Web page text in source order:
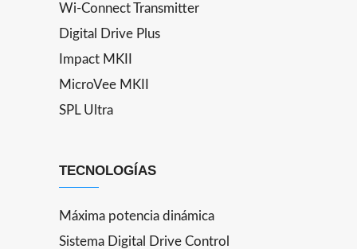
Wi-Connect Transmitter
Digital Drive Plus
Impact MKII
MicroVee MKII
SPL Ultra
TECNOLOGÍAS
Máxima potencia dinámica
Sistema Digital Drive Control